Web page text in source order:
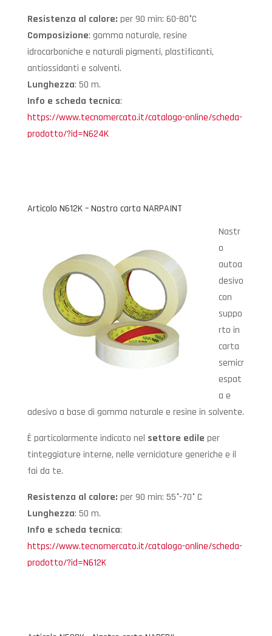
Resistenza al calore: per 90 min: 60-80°C
Composizione: gomma naturale, resine
idrocarboniche e naturali pigmenti, plastificanti,
antiossidanti e solventi.
Lunghezza: 50 m.
Info e scheda tecnica:
https://www.tecnomercato.it/catalogo-online/scheda-
prodotto/?id=N624K
Articolo N612K – Nastro carta NARPAINT
Nastr
o
autoa
desivo
con
suppo
rto in
carta
semicr
espat
a e
adesivo a base di gomma naturale e resine in solvente.
È particolarmente indicato nel settore edile per
tinteggiature interne, nelle verniciature generiche e il
fai da te.
Resistenza al calore: per 90 min: 55°-70° C
Lunghezza: 50 m.
Info e scheda tecnica:
https://www.tecnomercato.it/catalogo-online/scheda-
prodotto/?id=N612K